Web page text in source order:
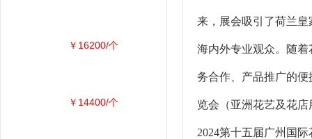
来，展会吸引了荷兰
海内外专业观众。随
务合作、产品推广的
览会（亚洲花艺及花
2024第十五届广州国
￥16200/个
￥14400/个